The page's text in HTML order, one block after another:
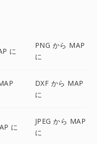
に
PNG から MAP
に
DXF から MAP
に
に
JPEG から MAP
に